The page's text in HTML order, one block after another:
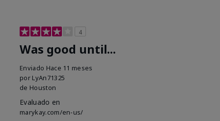
4
Was good until...
Enviado Hace 11 meses
por LyAn71325
de Houston
Evaluado en
marykay.com/en-us/